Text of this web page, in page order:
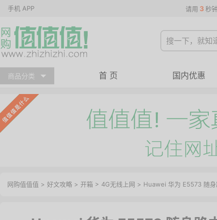
手机 APP 请用 3 秒
商品分类 首 页 国内优惠
网购值值值 > 好文攻略 > 开箱 > 4G无线上网 > Huawei 华为 E5573 随身